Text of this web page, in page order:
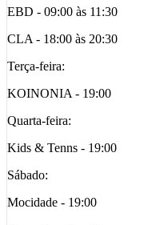
EBD - 09:00 às 11:30
CLA - 18:00 às 20:30
Terça-feira:
KOINONIA - 19:00
Quarta-feira:
Kids & Tenns - 19:00
Sábado:
Mocidade - 19:00